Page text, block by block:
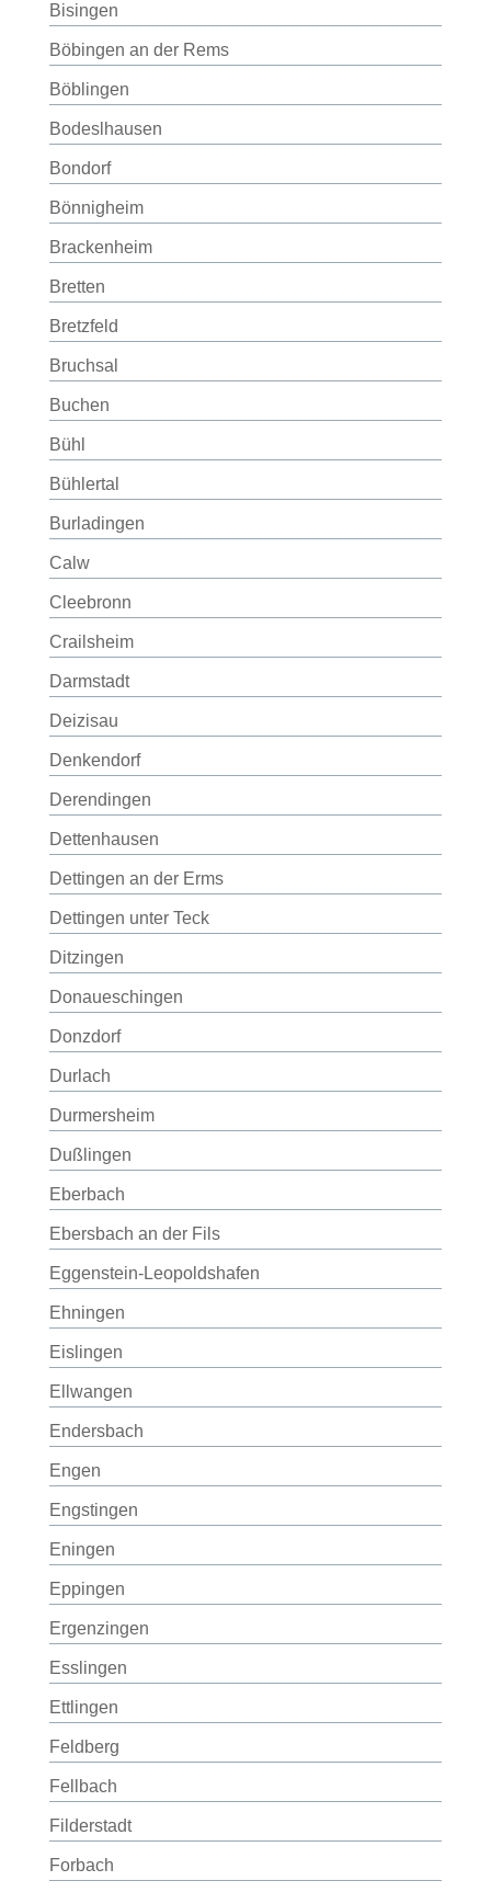
Bisingen
Böbingen an der Rems
Böblingen
Bodeslhausen
Bondorf
Bönnigheim
Brackenheim
Bretten
Bretzfeld
Bruchsal
Buchen
Bühl
Bühlertal
Burladingen
Calw
Cleebronn
Crailsheim
Darmstadt
Deizisau
Denkendorf
Derendingen
Dettenhausen
Dettingen an der Erms
Dettingen unter Teck
Ditzingen
Donaueschingen
Donzdorf
Durlach
Durmersheim
Dußlingen
Eberbach
Ebersbach an der Fils
Eggenstein-Leopoldshafen
Ehningen
Eislingen
Ellwangen
Endersbach
Engen
Engstingen
Eningen
Eppingen
Ergenzingen
Esslingen
Ettlingen
Feldberg
Fellbach
Filderstadt
Forbach